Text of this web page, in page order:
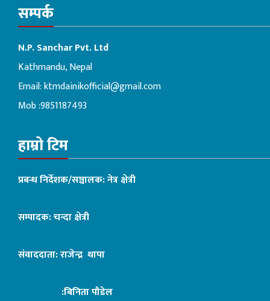
सम्पर्क
N.P. Sanchar Pvt. Ltd
Kathmandu, Nepal
Email:ktmdainikofficial@gmail.com
Mob :9851187493
हाम्रो टिम
प्रबन्ध निर्देशक/सञ्चालक: नेत्र क्षेत्री
सम्पादक: चन्दा क्षेत्री
संवाददाता: राजेन्द्र थापा
:बिनिता पौडेल